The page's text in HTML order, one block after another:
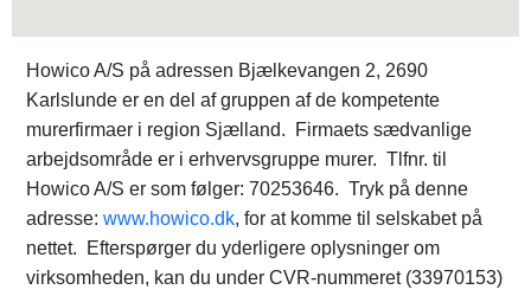
Howico A/S på adressen Bjælkevangen 2, 2690
Karlslunde er en del af gruppen af de kompetente
murerfirmaer i region Sjælland. Firmaets sædvanlige
arbejdsområde er i erhvervsgruppe murer. Tlfnr. til
Howico A/S er som følger: 70253646. Tryk på denne
adresse: www.howico.dk, for at komme til selskabet på
nettet. Efterspørger du yderligere oplysninger om
virksomheden, kan du under CVR-nummeret (33970153)